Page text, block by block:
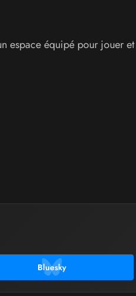
espace équipé pour jouer et
Bluesky